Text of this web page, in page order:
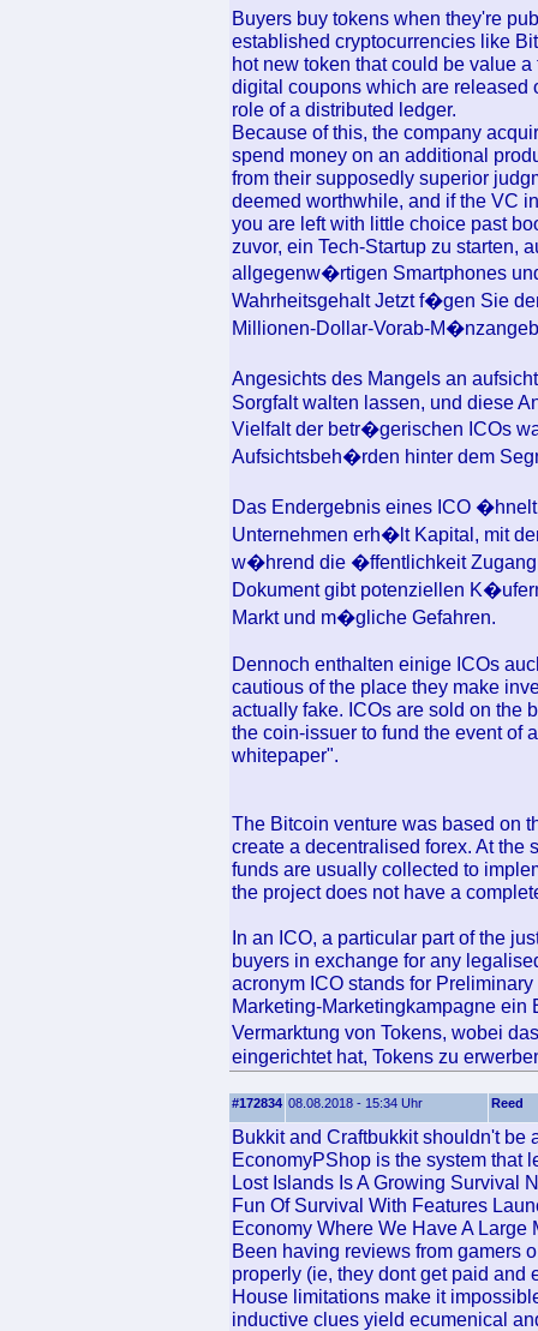
Buyers buy tokens when they're
established cryptocurrencies like
hot new token that could be value
digital coupons which are released
role of a distributed ledger.
Because of this, the company
spend money on an additional
from their supposedly superior
deemed worthwhile, and if the VC
you are left with little choice past
zuvor, ein Tech-Startup zu starten,
allgegenw�rtigen Smartphones
Wahrheitsgehalt Jetzt f�gen Sie
Millionen-Dollar-Vorab-
Angesichts des Mangels an
Sorgfalt walten lassen, und diese
Vielfalt der betr�gerischen ICOs
Aufsichtsbeh�rden hinter dem
Das Endergebnis eines ICO
Unternehmen erh�lt Kapital, mit
w�hrend die �ffentlichkeit
Dokument gibt potenziellen
Markt und m�gliche Gefahren.
Dennoch enthalten einige ICOs
cautious of the place they make
actually fake. ICOs are sold on the
the coin-issuer to fund the event of
whitepaper".
The Bitcoin venture was based on
create a decentralised forex. At
funds are usually collected to
the project does not have a
In an ICO, a particular part of the
buyers in exchange for any
acronym ICO stands for
Marketing-Marketingkampagne ein
Vermarktung von Tokens, wobei
eingerichtet hat, Tokens zu
#172834 08.08.2018 - 15:34 Uhr Reed
Bukkit and Craftbukkit shouldn't be
EconomyPShop is the system that
Lost Islands Is A Growing Survival
Fun Of Survival With Features
Economy Where We Have A Large
Been having reviews from gamers
properly (ie, they dont get paid and
House limitations make it
inductive clues yield ecumenical